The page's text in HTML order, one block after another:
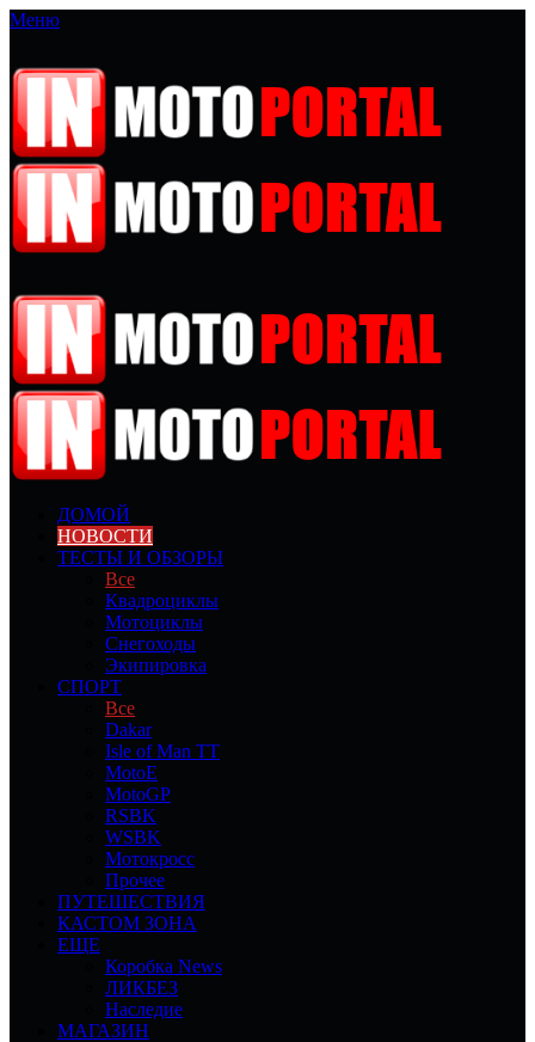
Меню
ДОМОЙ
НОВОСТИ
ТЕСТЫ И ОБЗОРЫ
Все
Квадроциклы
Мотоциклы
Снегоходы
Экипировка
СПОРТ
Все
Dakar
Isle of Man TT
MotoE
MotoGP
RSBK
WSBK
Мотокросс
Прочее
ПУТЕШЕСТВИЯ
КАСТОМ ЗОНА
ЕЩЕ
Коробка News
ЛИКБЕЗ
Наследие
МАГАЗИН